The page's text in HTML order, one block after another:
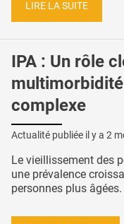
LIRE LA SUITE
IPA : Un rôle
complexe
Actualité publiée il y a 2
Le vieillissement des
une prévalence
personnes plus